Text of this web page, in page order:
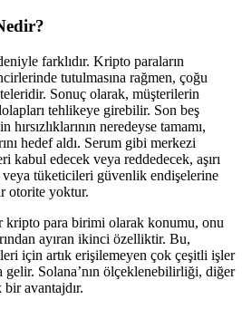
farklıdır. Kripto paraların
tutulmasına rağmen, çoğu
Sonuç olarak, müşterilerin
tehlikeye girebilir. Son beş
neredeyse tamamı,
hedef aldı. Serum gibi merkezi
kabul edecek veya reddedecek, aşırı
tüketicileri güvenlik endişelerine
otorite yoktur.
kripto para birimi olarak konumu, onu
ayıran ikinci özelliktir. Bu,
için artık erişilemeyen çok çeşitli işler
Solana’nın ölçeklenebilirliği, diğer
avantajdır.